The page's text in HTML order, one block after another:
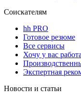
Соискателям
hh PRO
Готовое резюме
Все сервисы
Хочу у вас
Экспертная
Новости и статьи